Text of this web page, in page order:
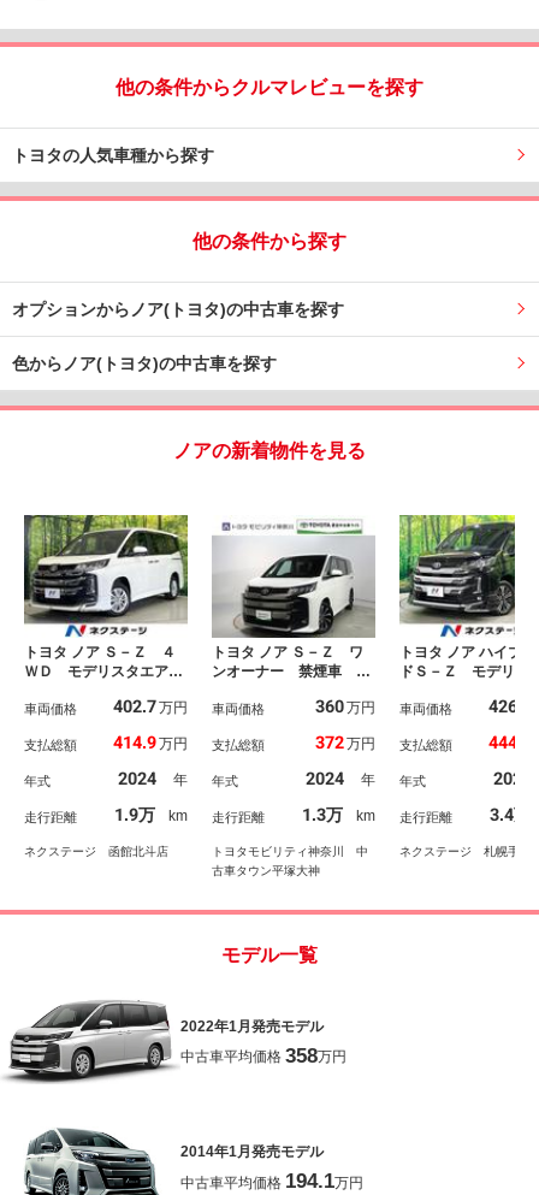
他の条件からクルマレビューを探す
トヨタの人気車種から探す
他の条件から探す
オプションからノア(トヨタ)の中古車を探す
色からノア(トヨタ)の中古車を探す
ノアの新着物件を見る
トヨタ ノア Ｓ－Ｚ ４
ＷＤ モデリスタエア
純正１０．５インチナ
スプレイ ディスプレイ
様 両側パワスラ バッ
クカメラ レークル Ｌ
ＥＤ 純正１６インチＡ
Ｗ
車両価格 402.7万円
支払総額 414.9万円
年式 2024 年
走行距離 1.9万 km
ネクステージ 函館北斗店
トヨタ ノア Ｓ－Ｚ ワ
ンオーナー 禁煙車 ト
ティッドナビ パノラミ
ワーバックドア 前後ド
軽減ブレーキ アクセル
踏み間違い防止装置
車両価格 360万円
支払総額 372万円
年式 2024 年
走行距離 1.3万 km
トヨタモビリティ神奈川 中
古車タウン平塚大神
トヨタ ノア ハイブ
ドＳ－Ｚ モデリス
ミ 快適利便ＰＫ
ラス パノラミック
ク ブラインドスポ
ト セーフティセ
コーナーセンサー
トヒーター
車両価格 426.9
支払総額 444.4
年式 2023
走行距離 3.4万
ネクステージ 札幌手稲
モデル一覧
2022年1月発売モデル
中古車平均価格 358万円
2014年1月発売モデル
中古車平均価格 194.1万円